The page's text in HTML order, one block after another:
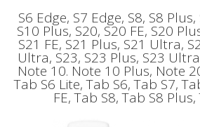
S6 Edge, S7 Edge, S8, S8
S10 Plus, S20, S20 FE, S20
S21 FE, S21 Plus, S21 Ultra,
Ultra, S23, S23 Plus, S23
Note 10. Note 10 Plus, Note
Tab S6 Lite, Tab S6, Tab S7,
FE, Tab S8, Tab S8